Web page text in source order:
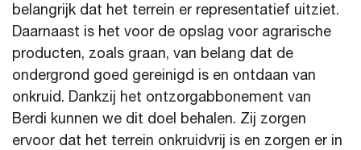
belangrijk dat het terrein er representatief uitziet.
Daarnaast is het voor de opslag voor agrarische
producten, zoals graan, van belang dat de
ondergrond goed gereinigd is en ontdaan van
onkruid. Dankzij het ontzorgabbonement van
Berdi kunnen we dit doel behalen. Zij zorgen
ervoor dat het terrein onkruidvrij is en zorgen er in